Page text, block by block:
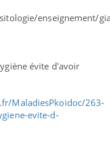
enseignement/
évite d'avoir
MaladiesPkoidoc/263-
evite-d-